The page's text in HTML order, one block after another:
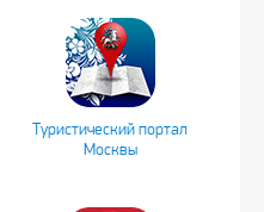
Туристический портал
Москвы